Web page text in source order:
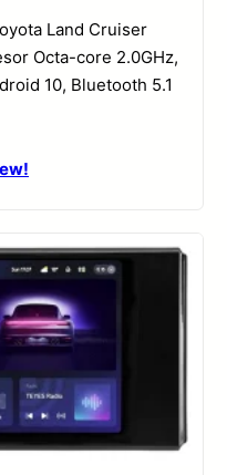
Land Cruiser
Octa-core 2.0GHz,
10, Bluetooth 5.1